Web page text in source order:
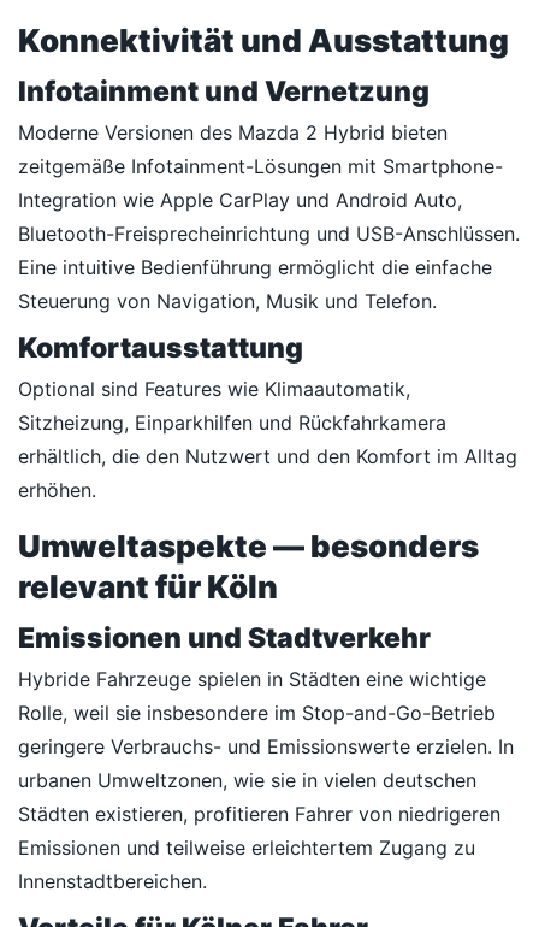
Konnektivität und Ausstattung
Infotainment und Vernetzung
Moderne Versionen des Mazda 2 Hybrid bieten
zeitgemäße Infotainment-Lösungen mit Smartphone-
Integration wie Apple CarPlay und Android Auto,
Bluetooth-Freisprecheinrichtung und USB-Anschlüssen.
Eine intuitive Bedienführung ermöglicht die einfache
Steuerung von Navigation, Musik und Telefon.
Komfortausstattung
Optional sind Features wie Klimaautomatik,
Sitzheizung, Einparkhilfen und Rückfahrkamera
erhältlich, die den Nutzwert und den Komfort im Alltag
erhöhen.
Umweltaspekte — besonders
relevant für Köln
Emissionen und Stadtverkehr
Hybride Fahrzeuge spielen in Städten eine wichtige
Rolle, weil sie insbesondere im Stop-and-Go-Betrieb
geringere Verbrauchs- und Emissionswerte erzielen. In
urbanen Umweltzonen, wie sie in vielen deutschen
Städten existieren, profitieren Fahrer von niedrigeren
Emissionen und teilweise erleichtertem Zugang zu
Innenstadtbereichen.